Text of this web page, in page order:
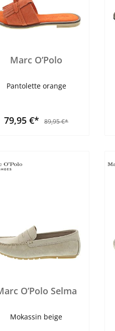
Marc O’Polo
Pantolette orange
79,95 €* 89,95 €*
O’Polo Selma
Mokassin beige